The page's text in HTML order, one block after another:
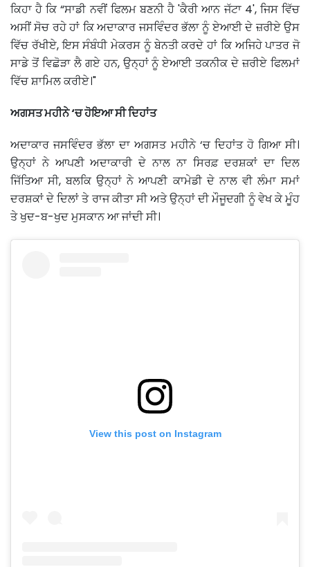
ਕਿਹਾ ਹੈ ਕਿ “ਸਾਡੀ ਨਵੀਂ ਫਿਲਮ ਬਣਨੀ ਹੈ 'ਕੈਰੀ ਆਨ ਜੱਟਾ 4', ਜਿਸ ਵਿੱਚ
ਅਸੀਂ ਸੋਚ ਰਹੇ ਹਾਂ ਕਿ ਅਦਾਕਾਰ ਜਸਵਿੰਦਰ ਭੱਲਾ ਨੂੰ ਏਆਈ ਦੇ ਜ਼ਰੀਏ ਉਸ
ਵਿੱਚ ਰੱਖੀਏ, ਇਸ ਸੰਬੰਧੀ ਮੇਕਰਸ ਨੂੰ ਬੇਨਤੀ ਕਰਦੇ ਹਾਂ ਕਿ ਅਜਿਹੇ ਪਾਤਰ ਜੋ
ਸਾਡੇ ਤੋਂ ਵਿਛੋੜਾ ਲੈ ਗਏ ਹਨ, ਉਨ੍ਹਾਂ ਨੂੰ ਏਆਈ ਤਕਨੀਕ ਦੇ ਜ਼ਰੀਏ ਫਿਲਮਾਂ
ਵਿੱਚ ਸ਼ਾਮਿਲ ਕਰੀਏ।"
ਅਗਸਤ ਮਹੀਨੇ ‘ਚ ਹੋਇਆ ਸੀ ਦਿਹਾਂਤ
ਅਦਾਕਾਰ ਜਸਵਿੰਦਰ ਭੱਲਾ ਦਾ ਅਗਸਤ ਮਹੀਨੇ ‘ਚ ਦਿਹਾਂਤ ਹੋ ਗਿਆ ਸੀ।
ਉਨ੍ਹਾਂ ਨੇ ਆਪਣੀ ਅਦਾਕਾਰੀ ਦੇ ਨਾਲ ਨਾ ਸਿਰਫ਼ ਦਰਸ਼ਕਾਂ ਦਾ ਦਿਲ
ਜਿੱਤਿਆ ਸੀ, ਬਲਕਿ ਉਨ੍ਹਾਂ ਨੇ ਆਪਣੀ ਕਾਮੇਡੀ ਦੇ ਨਾਲ ਵੀ ਲੰਮਾ ਸਮਾਂ
ਦਰਸ਼ਕਾਂ ਦੇ ਦਿਲਾਂ ਤੇ ਰਾਜ ਕੀਤਾ ਸੀ ਅਤੇ ਉਨ੍ਹਾਂ ਦੀ ਮੌਜੂਦਗੀ ਨੂੰ ਵੇਖ ਕੇ ਮੂੰਹ
ਤੇ ਖੁਦ-ਬ-ਖੁਦ ਮੁਸਕਾਨ ਆ ਜਾਂਦੀ ਸੀ।
View this post on Instagram